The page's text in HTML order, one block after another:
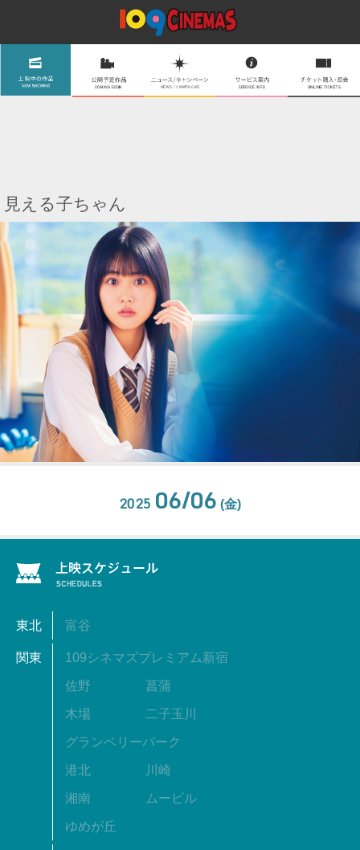
見える子ちゃん
2025 06/06 (金)
東北 富谷
関東 109シネマズプレミアム新宿
佐野 菖蒲
木場 二子玉川
グランベリーパーク
港北 川崎
湘南 ムービル
ゆめが丘